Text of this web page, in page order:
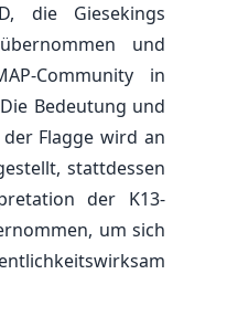
die Giesekings
und
Community in
Bedeutung und
Flagge wird an
stattdessen
der K13-
um sich